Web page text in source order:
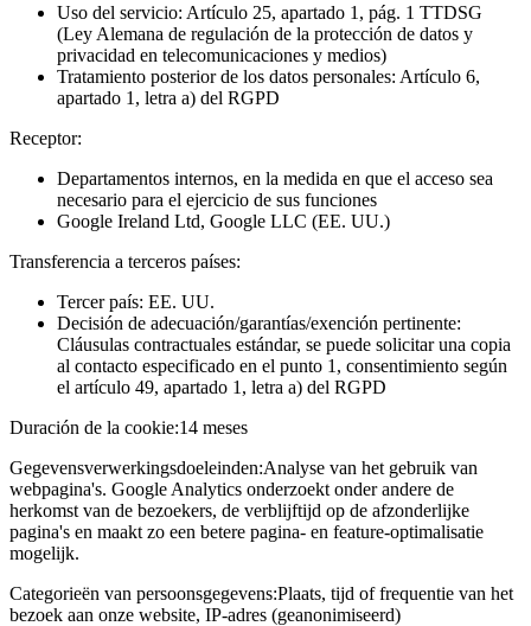
Uso del servicio: Artículo 25, apartado 1, pág. 1 TTDSG
(Ley Alemana de regulación de la protección de datos y
privacidad en telecomunicaciones y medios)
Tratamiento posterior de los datos personales: Artículo 6,
apartado 1, letra a) del RGPD
Receptor:
Departamentos internos, en la medida en que el acceso sea
necesario para el ejercicio de sus funciones
Google Ireland Ltd, Google LLC (EE. UU.)
Transferencia a terceros países:
Tercer país: EE. UU.
Decisión de adecuación/garantías/exención pertinente:
Cláusulas contractuales estándar, se puede solicitar una copia
al contacto especificado en el punto 1, consentimiento según
el artículo 49, apartado 1, letra a) del RGPD
Duración de la cookie:14 meses
Gegevensverwerkingsdoeleinden:Analyse van het gebruik van
webpagina's. Google Analytics onderzoekt onder andere de
herkomst van de bezoekers, de verblijftijd op de afzonderlijke
pagina's en maakt zo een betere pagina- en feature-optimalisatie
mogelijk.
Categorieën van persoonsgegevens:Plaats, tijd of frequentie van het
bezoek aan onze website, IP-adres (geanonimiseerd)